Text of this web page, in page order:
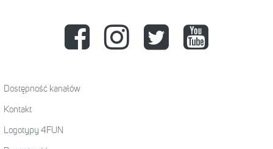
Dostępność kanałów
Kontakt
Logotypy 4FUN